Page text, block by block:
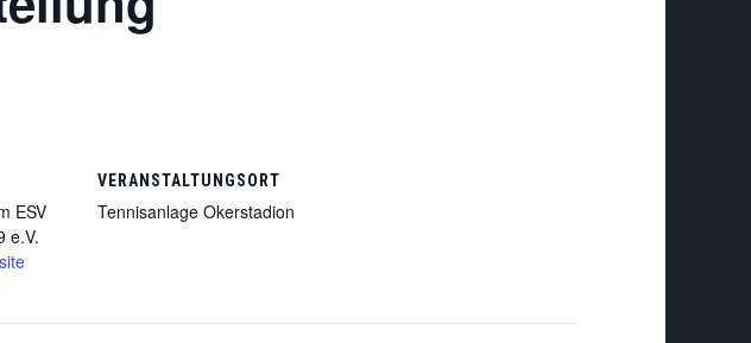
ESV
e.V.
VERANSTALTUNGSORT
Tennisanlage Okerstadion